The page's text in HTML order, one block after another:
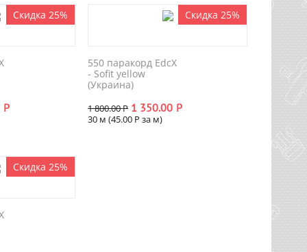
Скидка 25%
Р
Скидка 25%
550 паракорд EdcX
- Sofit yellow
(Украина)
1 800.00Р 1 350.00 Р
30 м (45.00 Р за м)
Скидка 25%